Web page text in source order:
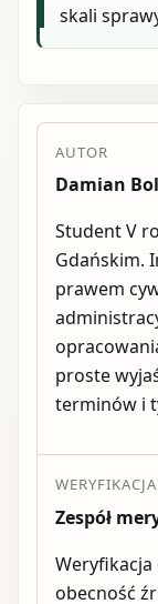
skali
AUTOR
Damian
Student V
Gdańskim.
prawem
proste
terminów i
Zespół
obecność